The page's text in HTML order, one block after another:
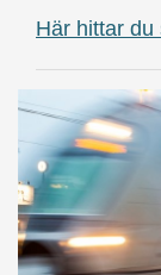
Här hittar du